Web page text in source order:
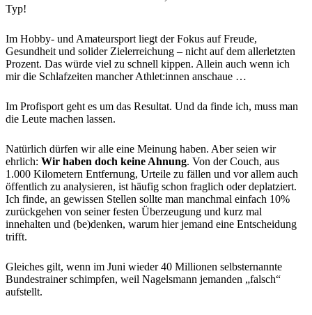
Typ!
Im Hobby- und Amateursport liegt der Fokus auf Freude,
Gesundheit und solider Zielerreichung – nicht auf dem allerletzten
Prozent. Das würde viel zu schnell kippen. Allein auch wenn ich
mir die Schlafzeiten mancher Athlet:innen anschaue …
Im Profisport geht es um das Resultat. Und da finde ich, muss man
die Leute machen lassen.
Natürlich dürfen wir alle eine Meinung haben. Aber seien wir
ehrlich: Wir haben doch keine Ahnung. Von der Couch, aus
1.000 Kilometern Entfernung, Urteile zu fällen und vor allem auch
öffentlich zu analysieren, ist häufig schon fraglich oder deplatziert.
Ich finde, an gewissen Stellen sollte man manchmal einfach 10%
zurückgehen von seiner festen Überzeugung und kurz mal
innehalten und (be)denken, warum hier jemand eine Entscheidung
trifft.
Gleiches gilt, wenn im Juni wieder 40 Millionen selbsternannte
Bundestrainer schimpfen, weil Nagelsmann jemanden „falsch“
aufstellt.